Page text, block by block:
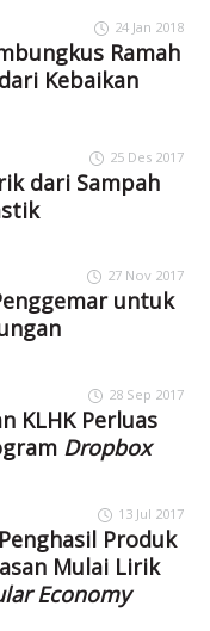
24 Jan 2018
Ramah
Kebaikan
25 Des 2017
dari Sampah
27 Nov 2017
untuk
28 Sep 2017
KLHK Perluas
Dropbox
13 Jul 2017
Produk
Mulai Lirik
Economy